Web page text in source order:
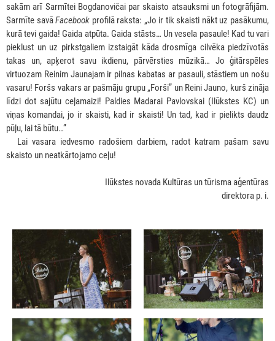
sakām arī Sarmītei Bogdanovičai par skaisto atsauksmi un fotogrāfijām.
Sarmīte savāFacebook profilā raksta: „Jo ir tik skaisti nākt uz pasākumu,
kurā tevi gaida! Gaida atpūta. Gaida stāsts… Un vesela pasaule! Kad tu vari
pieklust un uz pirkstgaliem izstaigāt kāda drosmīga cilvēka piedzīvotās
takas un, apķerot savu ikdienu, pārvērsties mūzikā… Jo ģitārspēles
virtuozam Reinim Jaunajam ir pilnas kabatas ar pasauli, stāstiem un nošu
vasaru! Foršs vakars ar pašmāju grupu „Forši” un Reini Jauno, kurš zināja
līdzi dot sajūtu ceļamaizi! Paldies Madarai Pavlovskai (Ilūkstes KC) un
viņas komandai, jo ir skaisti, kad ir skaisti! Un tad, kad ir pielikts daudz
pūļu, lai tā būtu…”
Lai vasara iedvesmo radošiem darbiem, radot katram pašam savu
skaisto un neatkārtojamo ceļu!
Ilūkstes novada Kultūras un tūrisma aģentūras
direktora p. i.